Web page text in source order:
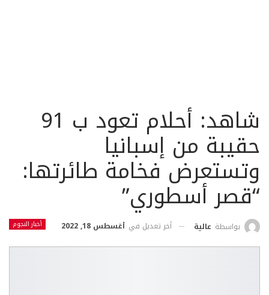
شاهد: أحلام تعود ب 91
حقيبة من إسبانيا
وتستعرض فخامة طائرتها:
“قصر أسطوري”
أخبار النجوم بواسطة عالية أخر تعديل في أغسطس 18, 2022